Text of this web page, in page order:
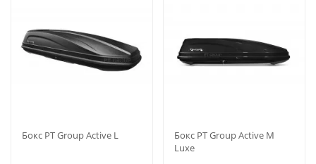
Бокс PT Group Active L
Бокс PT Group Active M
Luxe